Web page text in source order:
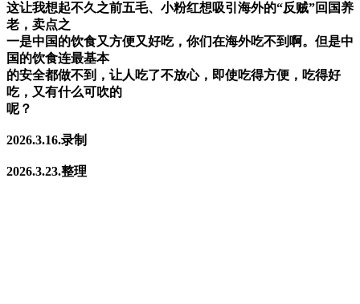
这让我想起不久之前五毛、小粉红想吸引海外的“反贼”回国养
老，卖点之
一是中国的饮食又方便又好吃，你们在海外吃不到啊。但是中
国的饮食连最基本
的安全都做不到，让人吃了不放心，即使吃得方便，吃得好
吃，又有什么可吹的
呢？
2026.3.16.录制
2026.3.23.整理